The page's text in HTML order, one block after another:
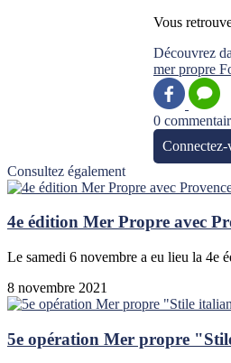
Vous
Découvrez
mer propre
0
Consultez également
4e édition Mer Propre avec
Le samedi 6 novembre a eu lieu la 4e
8 novembre 2021
5e opération Mer propre